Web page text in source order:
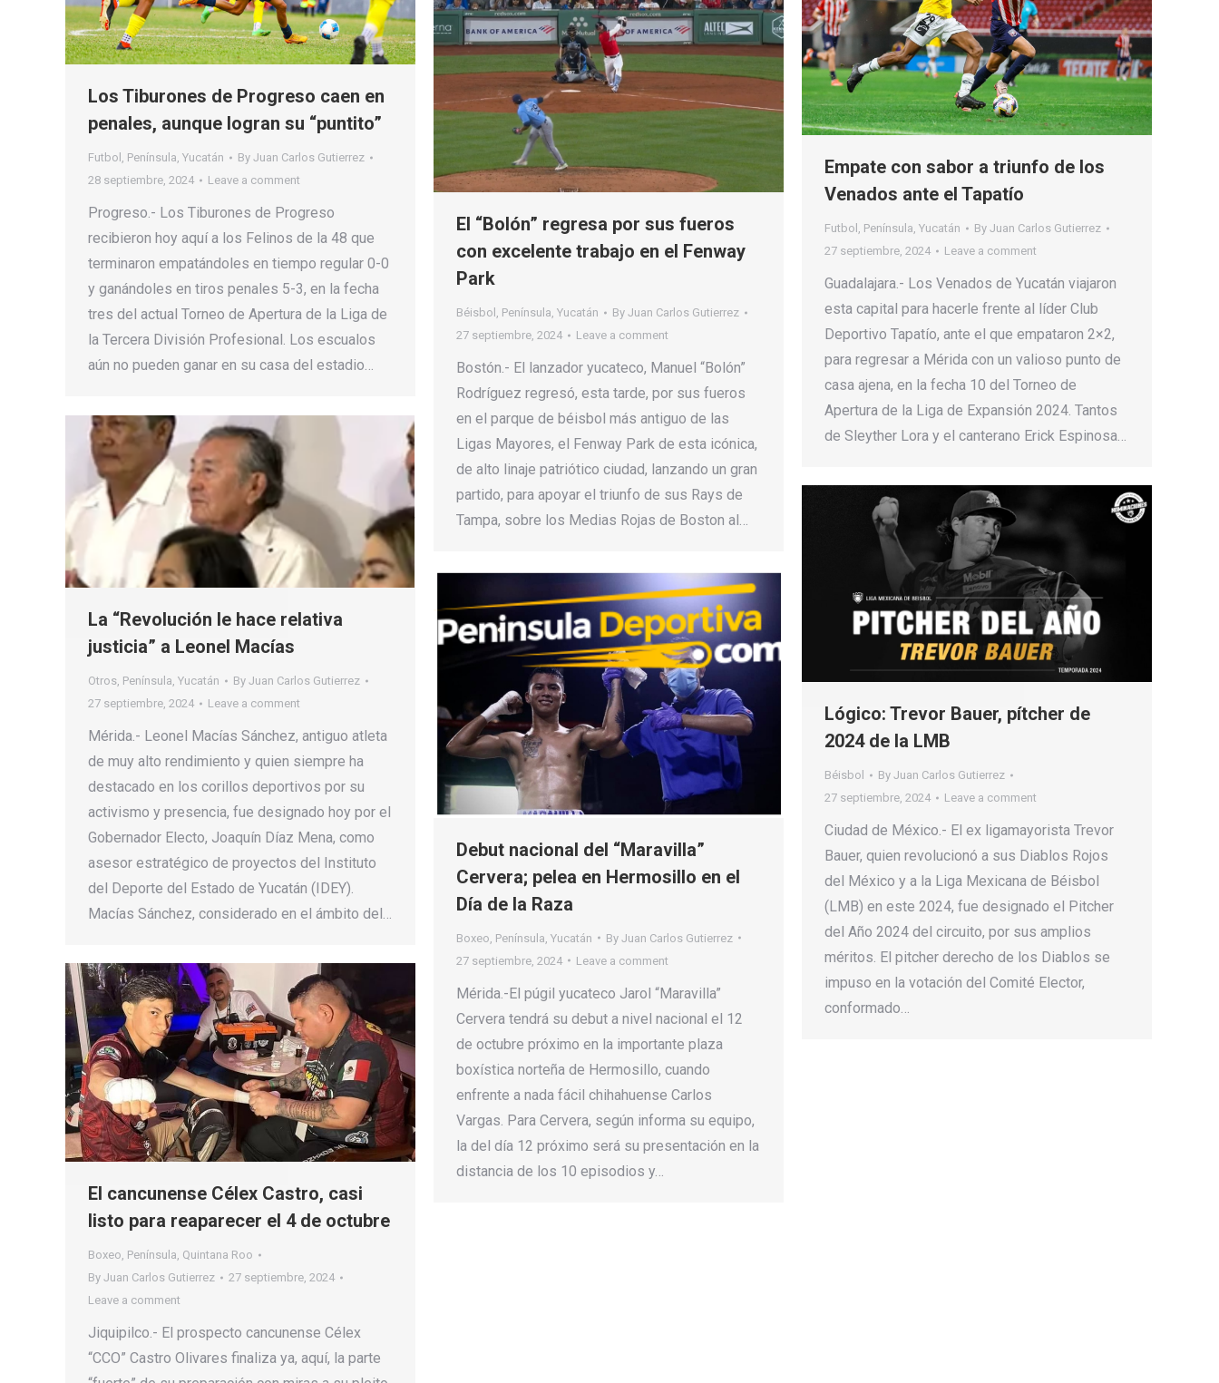
Los Tiburones de Progreso caen en
penales, aunque logran su “puntito”
Futbol , Península, Yucatán By Juan Carlos Gutierrez
28 septiembre, 2024
Leave a comment
Progreso.- Los Tiburones de Progreso
recibieron hoy aquí a los Felinos de la 48 que
terminaron empatándoles en tiempo regular 0-0
y ganándoles en tiros penales 5-3, en la fecha
tres del actual Torneo de Apertura de la Liga de
la Tercera División Profesional. Los escualos
aún no pueden ganar en su casa del estadio…
Empate con sabor a triunfo de los
Venados ante el Tapatío
Futbol , Península, Yucatán By Juan Carlos Gutierrez
27 septiembre, 2024
Leave a comment
Guadalajara.- Los Venados de Yucatán viajaron
esta capital para hacerle frente al líder Club
Deportivo Tapatío, ante el que empataron 2×2,
para regresar a Mérida con un valioso punto de
casa ajena, en la fecha 10 del Torneo de
Apertura de la Liga de Expansión 2024. Tantos
de Sleyther Lora y el canterano Erick Espinosa…
El “Bolón” regresa por sus fueros
con excelente trabajo en el Fenway
Park
Béisbol , Península, Yucatán By Juan Carlos Gutierrez
27 septiembre, 2024
Leave a comment
Bostón.- El lanzador yucateco, Manuel “Bolón”
Rodríguez regresó, esta tarde, por sus fueros
en el parque de béisbol más antiguo de las
Ligas Mayores, el Fenway Park de esta icónica,
de alto linaje patriótico ciudad, lanzando un gran
partido, para apoyar el triunfo de sus Rays de
Tampa, sobre los Medias Rojas de Boston al…
La “Revolución le hace relativa
justicia” a Leonel Macías
Otros, Península, Yucatán By Juan Carlos Gutierrez
27 septiembre, 2024
Leave a comment
Mérida.- Leonel Macías Sánchez, antiguo atleta
de muy alto rendimiento y quien siempre ha
destacado en los corillos deportivos por su
activismo y presencia, fue designado hoy por el
Gobernador Electo, Joaquín Díaz Mena, como
asesor estratégico de proyectos del Instituto
del Deporte del Estado de Yucatán (IDEY).
Macías Sánchez, considerado en el ámbito del…
Lógico: Trevor Bauer, pítcher de
2024 de la LMB
Béisbol By Juan Carlos Gutierrez
27 septiembre, 2024
Leave a comment
Ciudad de México.- El ex ligamayorista Trevor
Bauer, quien revolucionó a sus Diablos Rojos
del México y a la Liga Mexicana de Béisbol
(LMB) en este 2024, fue designado el Pitcher
del Año 2024 del circuito, por sus amplios
méritos. El pitcher derecho de los Diablos se
impuso en la votación del Comité Elector,
conformado…
Debut nacional del “Maravilla”
Cervera; pelea en Hermosillo en el
Día de la Raza
Boxeo Península Yucatán By Juan Carlos Gutierrez
27 septiembre, 2024
Leave a comment
Mérida.-El púgil yucateco Jarol “Maravilla”
Cervera tendrá su debut a nivel nacional el 12
de octubre próximo en la importante plaza
boxística norteña de Hermosillo, cuando
enfrente a nada fácil chihahuense Carlos
Vargas. Para Cervera, según informa su equipo,
la del día 12 próximo será su presentación en la
distancia de los 10 episodios y…
El cancunense Célex Castro, casi
listo para reaparecer el 4 de octubre
Boxeo, Península, Quintana Roo
By Juan Carlos Gutierrez
27 septiembre, 2024
Leave a comment
Jiquipilco.- El prospecto cancunense Célex
“CCO” Castro Olivares finaliza ya, aquí, la parte